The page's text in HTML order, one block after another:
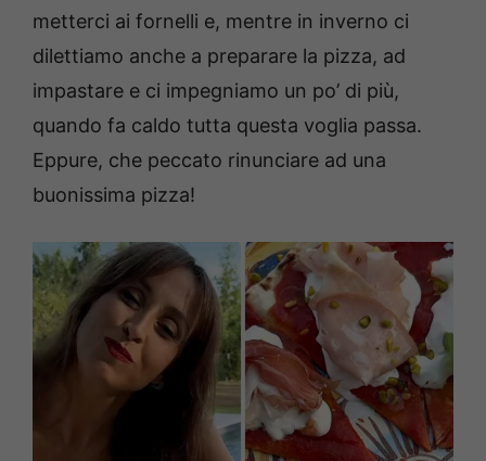
metterci ai fornelli e, mentre in inverno ci
dilettiamo anche a preparare la pizza, ad
impastare e ci impegniamo un po’ di più,
quando fa caldo tutta questa voglia passa.
Eppure, che peccato rinunciare ad una
buonissima pizza!